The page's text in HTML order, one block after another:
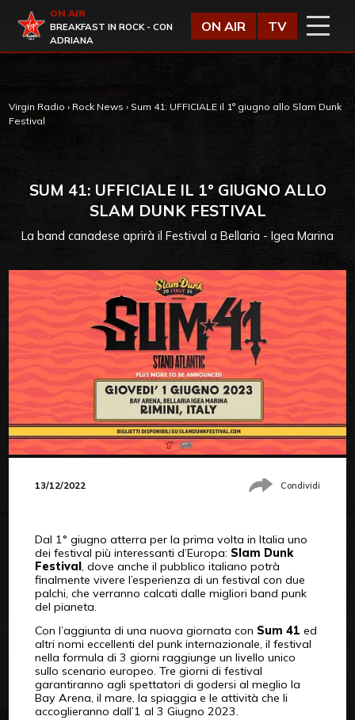
Virgin Radio
ON AIR
BREAKFAST IN ROCK - CON
ADRIANA
ON AIR TV
Virgin Radio › Rock News › Sum 41: UFFICIALE il 1° giugno allo Slam Dunk
Festival
SUM 41: UFFICIALE IL 1° GIUGNO ALLO
SLAM DUNK FESTIVAL
La band canadese aprirà il Festival a Bellaria - Igea Marina
13/12/2022 Condividi
Dal 1° giugno atterra per la prima volta in Italia uno
dei festival più interessanti d’Europa: Slam Dunk
Festival, dove anche il pubblico italiano potrà
finalmente vivere l’esperienza di un festival con due
palchi, che verranno calcati dalle migliori band punk
del pianeta.
Con l’aggiunta di una nuova giornata con Sum 41 ed
altri nomi eccellenti del punk internazionale, il festival
nella formula di 3 giorni raggiunge un livello unico
sullo scenario europeo. Tre giorni di festival
garantiranno agli spettatori di godersi al meglio la
Bay Arena, il mare, la spiaggia e le attività che li
accoglieranno dall’1 al 3 Giugno 2023.